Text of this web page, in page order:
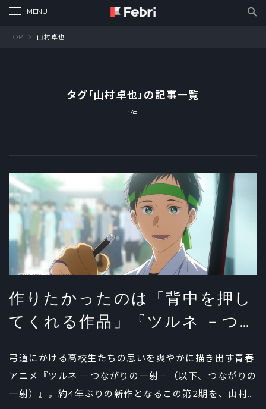
TOP 山村卓也
タグ「山村卓也」の記事一覧
1件
作りたかったのは「背中を押し
てくれる作品」『ツルネ －つな
ンタビュー①
弓道にかける高校生たちの思いを爽やかに描き出す青春
アニメ『ツルネ －つながりの一射－（以下、つながりの
一射）』。約4年ぶりの新作となるこの第2期を、山村